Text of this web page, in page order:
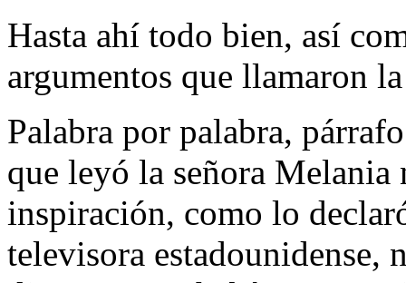
Hasta ahí todo bien, así
argumentos que llamaron
Palabra por palabra,
que leyó la señora
inspiración, como lo
televisora